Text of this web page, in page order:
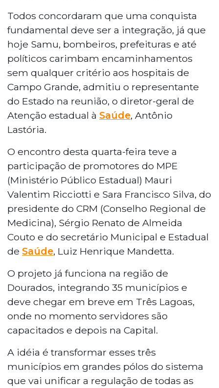
Todos concordaram que uma conquista
fundamental deve ser a integração, já que
hoje Samu, bombeiros, prefeituras e até
políticos carimbam encaminhamentos
sem qualquer critério aos hospitais de
Campo Grande, admitiu o representante
do Estado na reunião, o diretor-geral de
Atenção estadual à Saúde, Antônio
Lastória.
O encontro desta quarta-feira teve a
participação de promotores do MPE
(Ministério Público Estadual) Mauri
Valentim Ricciotti e Sara Francisco Silva, do
presidente do CRM (Conselho Regional de
Medicina), Sérgio Renato de Almeida
Couto e do secretário Municipal e Estadual
de Saúde, Luiz Henrique Mandetta.
O projeto já funciona na região de
Dourados, integrando 35 municípios e
deve chegar em breve em Três Lagoas,
onde no momento servidores são
capacitados e depois na Capital.
A idéia é transformar esses três
municípios em grandes pólos do sistema
que vai unificar a regulação de todas as